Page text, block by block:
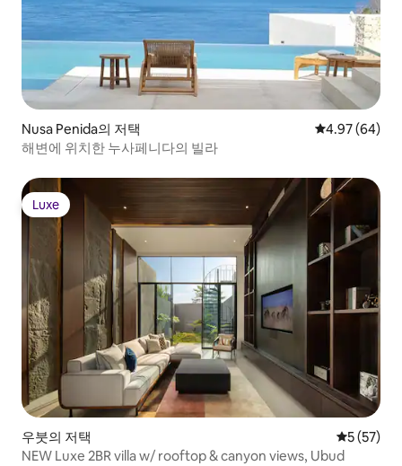
Nusa Penida의 저택 평점 4.97점(5
4.97 (64)
해변에 위치한 누사페니다의 빌라
Luxe
Luxe
우붓의 저택 평점 5점
5 (57)
NEW Luxe 2BR villa w/ rooftop & canyon views, Ubud